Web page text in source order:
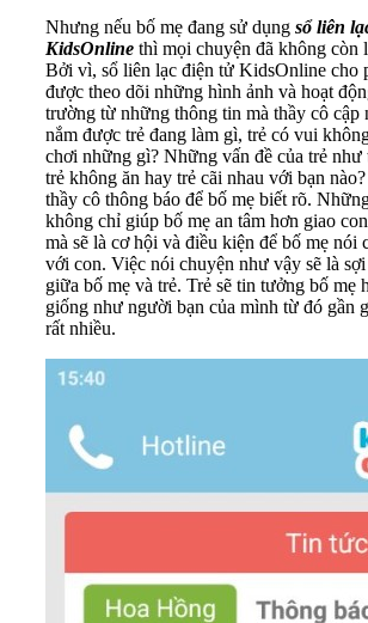
Nhưng nếu bố mẹ đang sử dụng sổ liên
KidsOnline thì mọi chuyện đã không còn
Bởi vì, sổ liên lạc điện tử KidsOnline cho
được theo dõi những hình ảnh và hoạt
trường từ những thông tin mà thầy cô cập
nắm được trẻ đang làm gì, trẻ có vui
chơi những gì? Những vấn đề của trẻ như
trẻ không ăn hay trẻ cãi nhau với bạn
thầy cô thông báo để bố mẹ biết rõ.
không chỉ giúp bố mẹ an tâm hơn giao
mà sẽ là cơ hội và điều kiện để bố mẹ nói
với con. Việc nói chuyện như vậy sẽ là
giữa bố mẹ và trẻ. Trẻ sẽ tin tưởng bố mẹ
giống như người bạn của mình từ đó gần
rất nhiều.